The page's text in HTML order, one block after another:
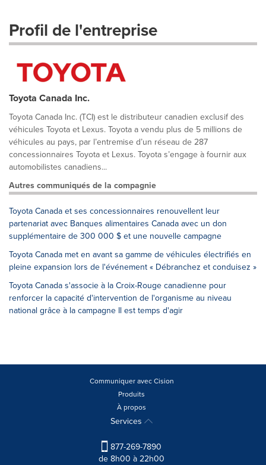
Profil de l'entreprise
Toyota Canada Inc.
Toyota Canada Inc. (TCI) est le distributeur canadien exclusif des
véhicules Toyota et Lexus. Toyota a vendu plus de 5 millions de
véhicules au pays, par l’entremise d’un réseau de 287
concessionnaires Toyota et Lexus. Toyota s’engage à fournir aux
automobilistes canadiens...
Autres communiqués de la compagnie
Toyota Canada et ses concessionnaires renouvellent leur
partenariat avec Banques alimentaires Canada avec un don
supplémentaire de 300 000 $ et une nouvelle campagne
Toyota Canada met en avant sa gamme de véhicules électrifiés en
pleine expansion lors de l'événement « Débranchez et conduisez »
Toyota Canada s'associe à la Croix-Rouge canadienne pour
renforcer la capacité d'intervention de l'organisme au niveau
national grâce à la campagne Il est temps d'agir
Communiquer avec Cision
Produits
À propos
Services
877-269-7890
de 8h00 à 22h00